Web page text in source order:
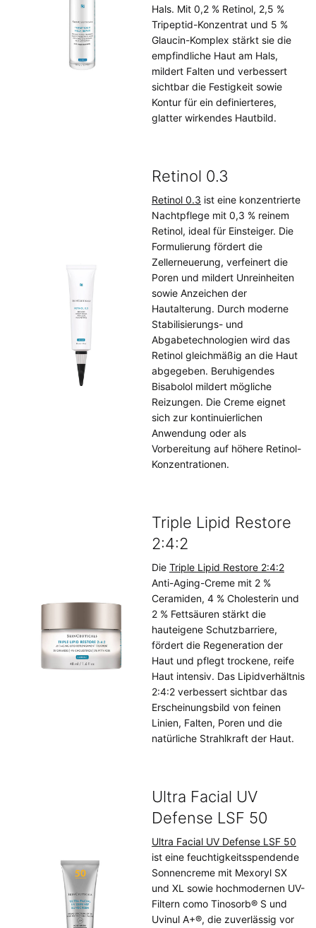
Hals. Mit 0,2 % Retinol, 2,5 %
Tripeptid-Konzentrat und 5 %
Glaucin-Komplex stärkt sie die
empfindliche Haut am Hals,
mildert Falten und verbessert
sichtbar die Festigkeit sowie
Kontur für ein definierteres,
glatter wirkendes Hautbild.
Retinol 0.3
Retinol 0.3 ist eine konzentrierte
Nachtpflege mit 0,3 % reinem
Retinol, ideal für Einsteiger. Die
Formulierung fördert die
Zellerneuerung, verfeinert die
Poren und mildert Unreinheiten
sowie Anzeichen der
Hautalterung. Durch moderne
Stabilisierungs- und
Abgabetechnologien wird das
Retinol gleichmäßig an die Haut
abgegeben. Beruhigendes
Bisabolol mildert mögliche
Reizungen. Die Creme eignet
sich zur kontinuierlichen
Anwendung oder als
Vorbereitung auf höhere Retinol-
Konzentrationen.
Triple Lipid Restore
2:4:2
Die Triple Lipid Restore 2:4:2
Anti-Aging-Creme mit 2 %
Ceramiden, 4 % Cholesterin und
2 % Fettsäuren stärkt die
hauteigene Schutzbarriere,
fördert die Regeneration der
Haut und pflegt trockene, reife
Haut intensiv. Das Lipidverhältnis
2:4:2 verbessert sichtbar das
Erscheinungsbild von feinen
Linien, Falten, Poren und die
natürliche Strahlkraft der Haut.
Ultra Facial UV
Defense LSF 50
Ultra Facial UV Defense LSF 50
ist eine feuchtigkeitsspendende
Sonnencreme mit Mexoryl SX
und XL sowie hochmodernen UV-
Filtern como Tinosorb® S und
Uvinul A+®, die zuverlässig vor